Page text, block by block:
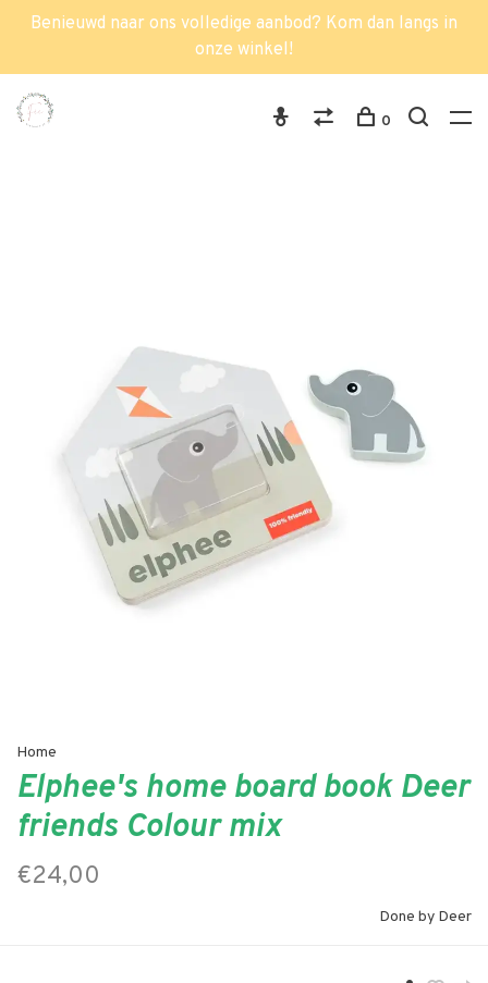
Benieuwd naar ons volledige aanbod? Kom dan langs in
onze winkel!
0
Home
Elphee's home board book Deer
friends Colour mix
€24,00
Done by Deer